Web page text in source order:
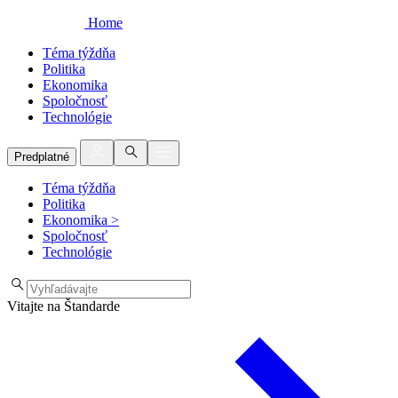
Home
Téma týždňa
Politika
Ekonomika
Spoločnosť
Technológie
Predplatné
Téma týždňa
Politika
Ekonomika >
Spoločnosť
Technológie
Vitajte na Štandarde